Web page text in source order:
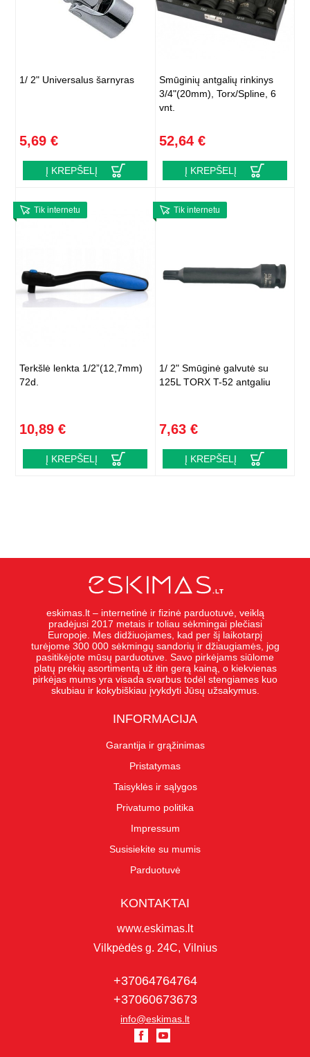
1/ 2" Universalus šarnyras
5,69 €
Į KREPŠELĮ
Smūginių antgalių rinkinys
3/4"(20mm), Torx/Spline, 6
vnt.
52,64 €
Į KREPŠELĮ
Tik internetu
Terkšlė lenkta 1/2”(12,7mm)
72d.
10,89 €
Į KREPŠELĮ
Tik internetu
1/ 2" Smūginė galvutė su
125L TORX T-52 antgaliu
7,63 €
Į KREPŠELĮ
eskimas.lt – internetinė ir fizinė parduotuvė, veiklą
pradėjusi 2017 metais ir toliau sėkmingai plečiasi
Europoje. Mes didžiuojames, kad per šį laikotarpį
turėjome 300 000 sėkmingų sandorių ir džiaugiamės, jog
pasitikėjote mūsų parduotuve. Savo pirkėjams siūlome
platų prekių asortimentą už itin gerą kainą, o kiekvienas
pirkėjas mums yra visada svarbus todėl stengiames kuo
skubiau ir kokybiškiau įvykdyti Jūsų užsakymus.
INFORMACIJA
Garantija ir grąžinimas
Pristatymas
Taisyklės ir sąlygos
Privatumo politika
Impressum
Susisiekite su mumis
Parduotuvė
KONTAKTAI
www.eskimas.lt
Vilkpėdės g. 24C, Vilnius
+37064764764
+37060673673
info@eskimas.lt